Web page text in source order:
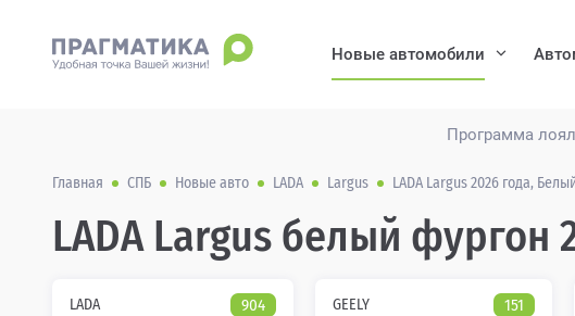
Программа
Новые автомобили
Главная СПБ Новые авто LADA Largus LADA Largus 2026 года,
LADA Largus белый фургон
LADA 904 GEELY 151